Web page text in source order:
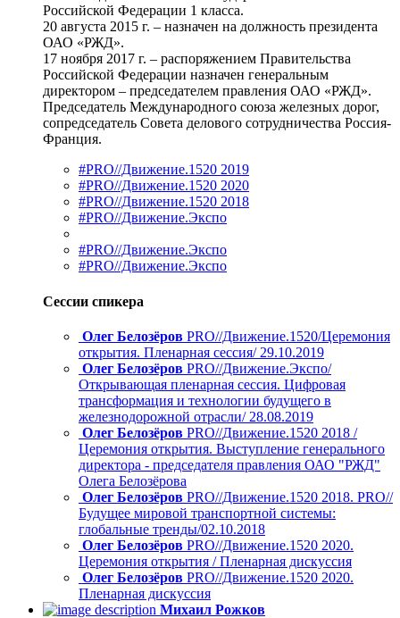
Российской Федерации 1 класса.
20 августа 2015 г. – назначен на должность президента
ОАО «РЖД».
17 ноября 2017 г. – распоряжением Правительства
Российской Федерации назначен генеральным
директором – председателем правления ОАО «РЖД».
Председатель Международного союза железных дорог,
сопредседатель Совета делового сотрудничества Россия-
Франция.
#PRO//Движение.1520 2019
#PRO//Движение.1520 2020
#PRO//Движение.1520 2018
#PRO//Движение.Экспо
#PRO//Движение.Экспо
#PRO//Движение.Экспо
Сессии спикера
Олег Белозёров PRO//Движение.1520/Церемония
открытия. Пленарная сессия/ 29.10.2019
Олег Белозёров PRO//Движение.Экспо/
Открывающая пленарная сессия. Цифровая
трансформация и технологии будущего в
железнодорожной отрасли/ 28.08.2019
Олег Белозёров PRO//Движение.1520 2018 /
Церемония открытия. Выступление генерального
директора - председателя правления ОАО "РЖД"
Олега Белозёрова
Олег Белозёров PRO//Движение.1520 2018. PRO//
Будущее мировой транспортной системы:
глобальные тренды/02.10.2018
Олег Белозёров PRO//Движение.1520 2020.
Церемония открытия / Пленарная дискуссия
Олег Белозёров PRO//Движение.1520 2020.
Пленарная дискуссия
Михаил Рожков